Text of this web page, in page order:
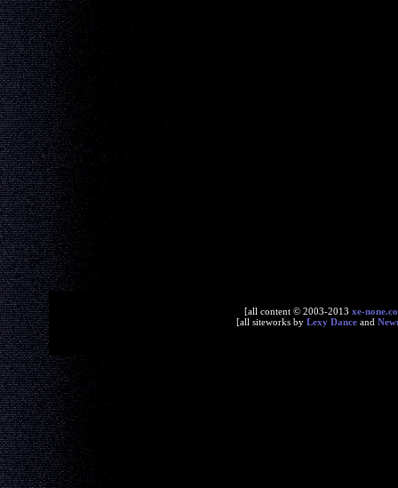
[all content © 2003-2013 xe-
[all siteworks by Lexy Danceand